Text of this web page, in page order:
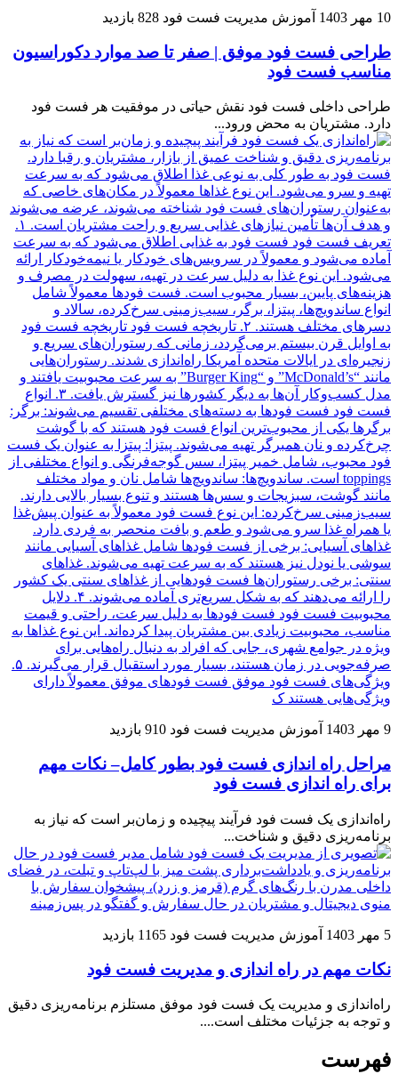
10 مهر 1403 آموزش مدیریت فست فود 828 بازدید
طراحی فست فود موفق‌ | صفر تا صد موارد دکوراسیون
مناسب فست فود
طراحی داخلی فست فود نقش حیاتی در موفقیت هر فست فود
دارد. مشتریان به محض ورود...
9 مهر 1403 آموزش مدیریت فست فود 910 بازدید
مراحل راه اندازی فست فود بطور کامل– نکات مهم
برای راه اندازی فست فود
راه‌اندازی یک فست فود فرآیند پیچیده و زمان‌بر است که نیاز به
برنامه‌ریزی دقیق و شناخت...
5 مهر 1403 آموزش مدیریت فست فود 1165 بازدید
نکات مهم در راه اندازی و مدیریت فست فود
راه‌اندازی و مدیریت یک فست فود موفق مستلزم برنامه‌ریزی دقیق
و توجه به جزئیات مختلف است....
فهرست